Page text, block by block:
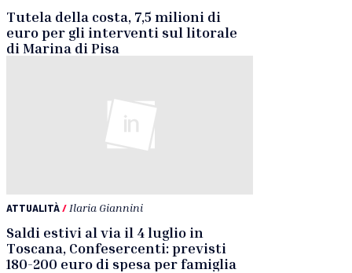
Tutela della costa, 7,5 milioni di
euro per gli interventi sul litorale
di Marina di Pisa
ATTUALITÀ/ Ilaria Giannini
Saldi estivi al via il 4 luglio in
Toscana, Confesercenti: previsti
180-200 euro di spesa per famiglia